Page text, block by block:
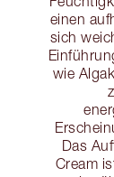
einen
sich
wie
Das
Cream